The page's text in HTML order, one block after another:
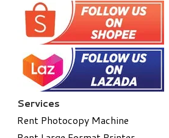
Services
Rent Photocopy Machine